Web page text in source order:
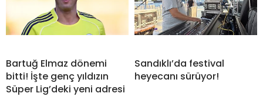
Bartuğ Elmaz dönemi
bitti! İşte genç yıldızın
Süper Lig’deki yeni adresi
Sandıklı’da festival
heyecanı sürüyor!